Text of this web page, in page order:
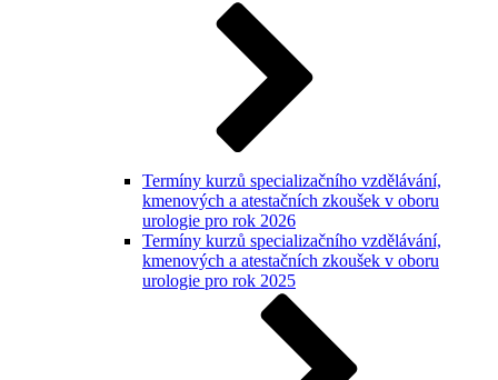
Termíny kurzů specializačního vzdělávání,
kmenových a atestačních zkoušek v oboru
urologie pro rok 2026
Termíny kurzů specializačního vzdělávání,
kmenových a atestačních zkoušek v oboru
urologie pro rok 2025